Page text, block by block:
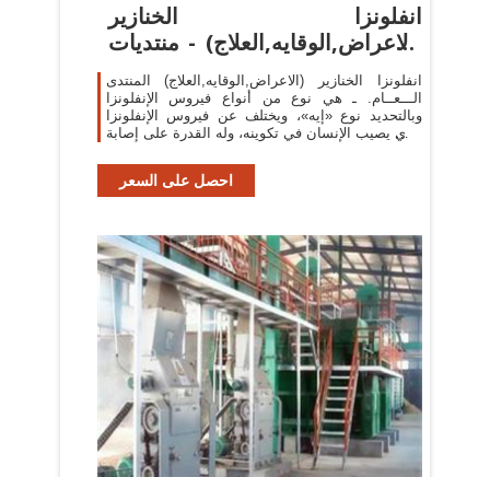
انفلونزا الخنازير
(الاعراض,الوقايه,العلاج) - منتديات
تشلسي
انفلونزا الخنازير (الاعراض,الوقايه,العلاج) المنتدى
الـــعــام. ـ هي نوع من أنواع فيروس الإنفلونزا
وبالتحديد نوع «إيه»، ويختلف عن فيروس الإنفلونزا
الذي يصيب الإنسان في تكوينه، وله القدرة على إصابة
احصل على السعر